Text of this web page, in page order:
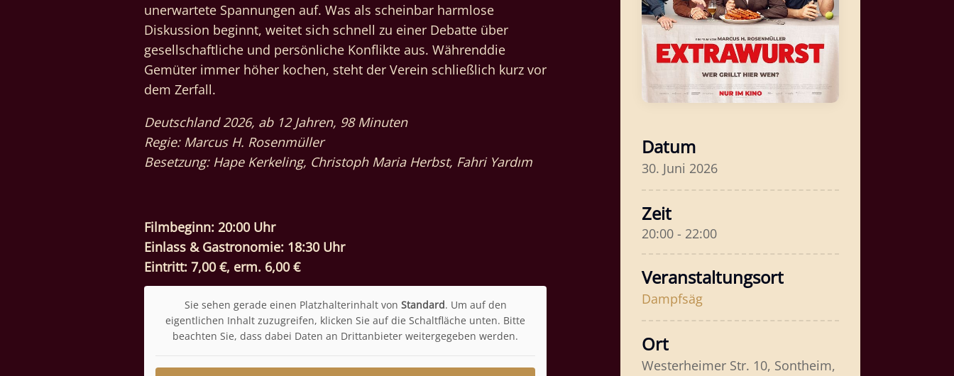
unerwartete Spannungen auf. Was als scheinbar harmlose
Diskussion beginnt, weitet sich schnell zu einer Debatte über
gesellschaftliche und persönliche Konflikte aus. Währenddie
Gemüter immer höher kochen, steht der Verein schließlich kurz vor
dem Zerfall.
Deutschland 2026, ab 12 Jahren, 98 Minuten
Regie: Marcus H. Rosenmüller
Besetzung: Hape Kerkeling, Christoph Maria Herbst, Fahri Yardım
Filmbeginn: 20:00 Uhr
Einlass & Gastronomie: 18:30 Uhr
Eintritt: 7,00 €, erm. 6,00 €
Sie sehen gerade einen Platzhalterinhalt von Standard. Um auf den
eigentlichen Inhalt zuzugreifen, klicken Sie auf die Schaltfläche unten. Bitte
beachten Sie, dass dabei Daten an Drittanbieter weitergegeben werden.
Datum
30. Juni 2026
Zeit
20:00 - 22:00
Veranstaltungsort
Dampfsäg
Ort
Westerheimer Str. 10, Sontheim,